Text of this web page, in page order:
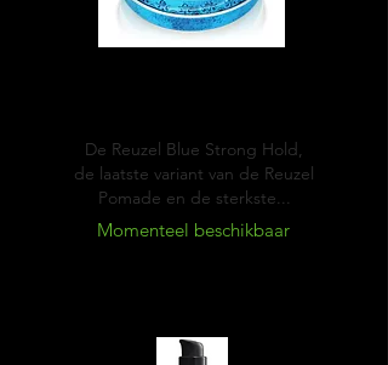
De Reuzel Blue Strong Hold,
de laatste variant van de Reuzel
Pomade en de sterkste...
Momenteel beschikbaar